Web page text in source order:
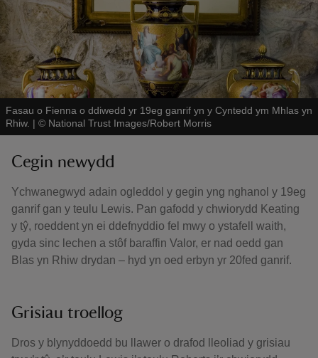
Fasau o Fienna o ddiwedd yr 19eg ganrif yn y Cyntedd ym Mhlas yn
Rhiw. | © National Trust Images/Robert Morris
Cegin newydd
Ychwanegwyd adain ogleddol y gegin yng nghanol y 19eg
ganrif gan y teulu Lewis. Pan gafodd y chwiorydd Keating
y tŷ, roeddent yn ei ddefnyddio fel mwy o ystafell waith,
gyda sinc lechen a stôf baraffin Valor, er nad oedd gan
Blas yn Rhiw drydan – hyd yn oed erbyn yr 20fed ganrif.
Grisiau troellog
Dros y blynyddoedd bu llawer o drafod lleoliad y grisiau